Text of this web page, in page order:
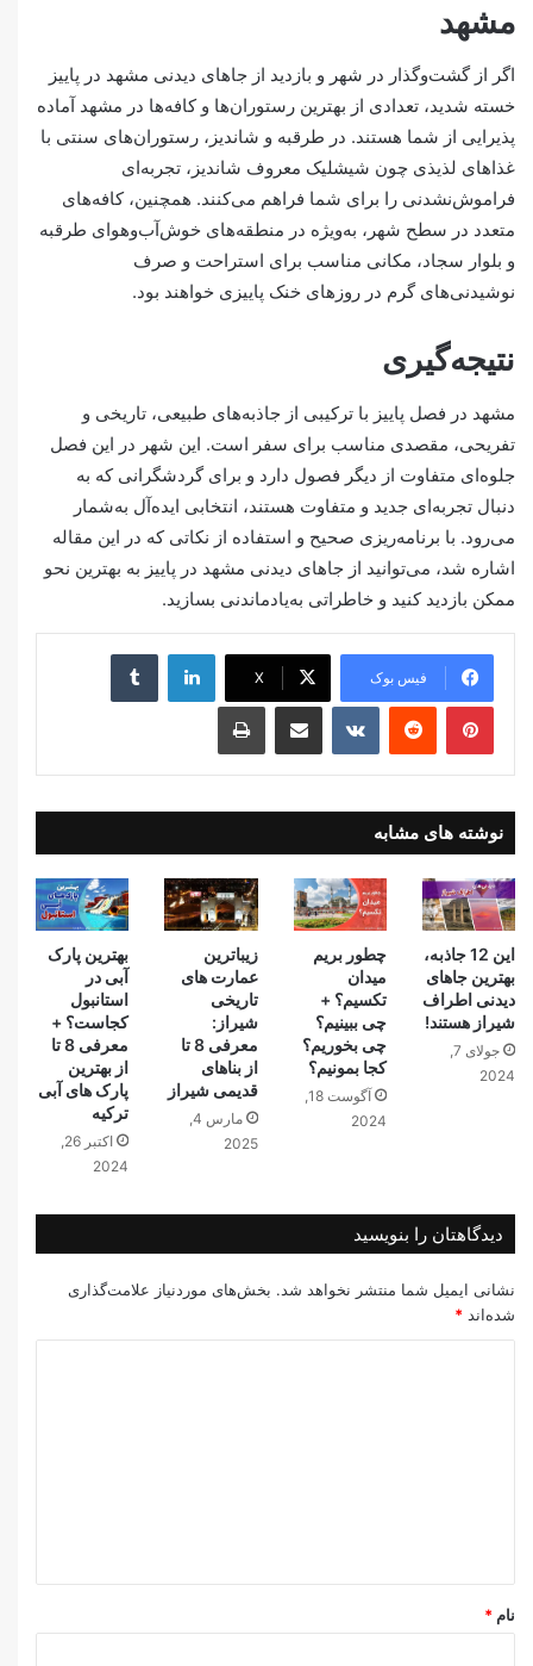
مشهد
اگر از گشت‌وگذار در شهر و بازدید از جاهای دیدنی مشهد در پاییز
خسته شدید، تعدادی از بهترین رستوران‌ها و کافه‌ها در مشهد آماده
پذیرایی از شما هستند. در طرقبه و شاندیز، رستوران‌های سنتی با
غذاهای لذیذی چون شیشلیک معروف شاندیز، تجربه‌ای
فراموش‌نشدنی را برای شما فراهم می‌کنند. همچنین، کافه‌های
متعدد در سطح شهر، به‌ویژه در منطقه‌های خوش‌آب‌و‌هوای طرقبه
و بلوار سجاد، مکانی مناسب برای استراحت و صرف
نوشیدنی‌های گرم در روزهای خنک پاییزی خواهند بود.
نتیجه‌گیری
مشهد در فصل پاییز با ترکیبی از جاذبه‌های طبیعی، تاریخی و
تفریحی، مقصدی مناسب برای سفر است. این شهر در این فصل
جلوه‌ای متفاوت از دیگر فصول دارد و برای گردشگرانی که به
دنبال تجربه‌ای جدید و متفاوت هستند، انتخابی ایده‌آل به‌شمار
می‌رود. با برنامه‌ریزی صحیح و استفاده از نکاتی که در این مقاله
اشاره شد، می‌توانید از جاهای دیدنی مشهد در پاییز به بهترین نحو
ممکن بازدید کنید و خاطراتی به‌یادماندنی بسازید.
فیس بوک X
لینکدین
‫پین‌ترست ‫رددیت ‫VKontakte اشتراک گذاری از طریق ایمیل چاپ
نوشته های مشابه
این 12 جاذبه،
بهترین جاهای
دیدنی اطراف
شیراز هستند!
2024
چطور بریم
میدان
تکسیم؟ +
چی ببینیم؟
چی بخوریم؟
کجا بمونیم؟
2024
زیبا‌ترین
عمارت های
تاریخی
شیراز:
معرفی 8 تا
از بناهای
قدیمی شیراز
2025
بهترین پارک
آبی در
استانبول
کجاست؟ +
معرفی 8 تا
از بهترین
پارک های آبی
ترکیه
2024
دیدگاهتان را بنویسید
نشانی ایمیل شما منتشر نخواهد شد. بخش‌های موردنیاز علامت‌گذاری
شده‌اند *
نام *